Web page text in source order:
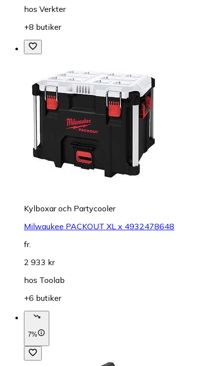
hos Verkter
+8 butiker
Kylboxar och Partycooler
Milwaukee PACKOUT XL x 4932478648
fr.
2 933 kr
hos Toolab
+6 butiker
7%